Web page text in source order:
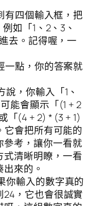
有四個輸入框，把
如「1、2、3、
去。記得喔，一
一點，你的答案就
說，你輸入「1、
能會顯示「(1 + 2
「(4 + 2) * (3 + 1)
它會把所有可能的
參考，讓你一看就
式清晰明瞭，一看
來的。
你輸入的數字真的
24，它也會很誠實